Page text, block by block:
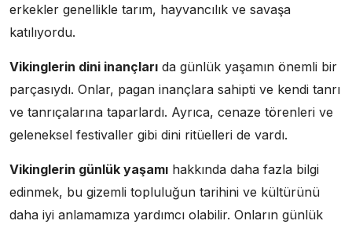
erkekler genellikle tarım, hayvancılık ve savaşa
katılıyordu.
Vikinglerin dini inançları da günlük yaşamın önemli bir
parçasıydı. Onlar, pagan inançlara sahipti ve kendi tanrı
ve tanrıçalarına taparlardı. Ayrıca, cenaze törenleri ve
geleneksel festivaller gibi dini ritüelleri de vardı.
Vikinglerin günlük yaşamı hakkında daha fazla bilgi
edinmek, bu gizemli topluluğun tarihini ve kültürünü
daha iyi anlamamıza yardımcı olabilir. Onların günlük